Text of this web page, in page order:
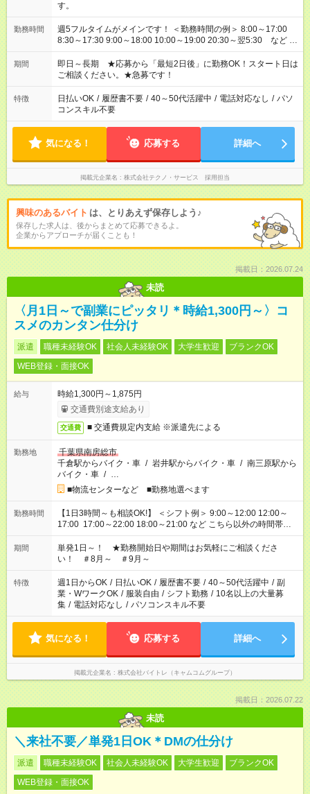
す。
勤務時間
週5フルタイムがメインです！ ＜勤務時間の例＞ 8:00～17:00
8:30～17:30 9:00～18:00 10:00～19:00 20:30～翌5:30 など ★
その他にも勤務時間多数！ 日勤のみ、残業なし、交替制など
ご希望を教えてください！
期間
即日～長期 ★応募から「最短2日後」に勤務OK！スタート日は
ご相談ください。★急募です！
特徴 日払いOK / 履歴書不要 / 40～50代活躍中 / 電話対応なし / パソ
コンスキル不要
気になる！ 応募する 詳細へ
掲載元企業名 株式会社テクノ・サービス 採用担当
興味のあるバイト は、とりあえず保存しよう♪
保存した求人は、後からまとめて応募できるよ。
企業からアプローチが届くことも！
掲載日：2026.07.24
未読
〈月1日～で副業にピッタリ＊時給1,300円～〉コ
スメのカンタン仕分け
派遣 職種未経験OK 社会人未経験OK 大学生歓迎
ブランクOK
WEB登録・面接OK
給与
時給1,300円～1,875円
交通費別途支給あり
交通費 ■ 交通費規定内支給 ※派遣先による
勤務地
千葉県南房総市
千倉駅からバイク・車 / 岩井駅からバイク・車 / 南三原駅から
バイク・車 / …
■物流センターなど ■勤務地選べます
勤務時間
【1日3時間～も相談OK!】 ＜シフト例＞ 9:00～12:00 12:00～
17:00 17:00～22:00 18:00～21:00 など こちら以外の時間帯も
お気軽にご相談ください！
期間
単発1日～！ ★勤務開始日や期間はお気軽にご相談くださ
い！ ＃8月～ ＃9月～
特徴 週1日からOK / 日払いOK / 履歴書不要 / 40～50代活躍中 / 副
業・WワークOK / 服装自由 / シフト勤務 / 10名以上の大量募
集 / 電話対応なし / パソコンスキル不要
気になる！ 応募する 詳細へ
掲載元企業名 株式会社バイトレ（キャムコムグループ）
掲載日：2026.07.22
未読
＼来社不要／単発1日OK＊DMの仕分け
派遣 職種未経験OK 社会人未経験OK 大学生歓迎
ブランクOK
WEB登録・面接OK